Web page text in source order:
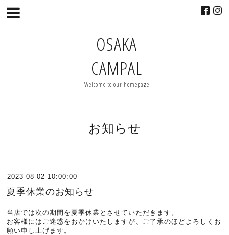
OSAKA
CAMPAL
Welcome to our homepage
お知らせ
2023-08-02 10:00:00
夏季休業のお知らせ
当店では次の期間を夏季休業とさせていただきます。
お客様にはご迷惑をおかけいたしますが、ご了承のほどよろしくお
願い申し上げます。